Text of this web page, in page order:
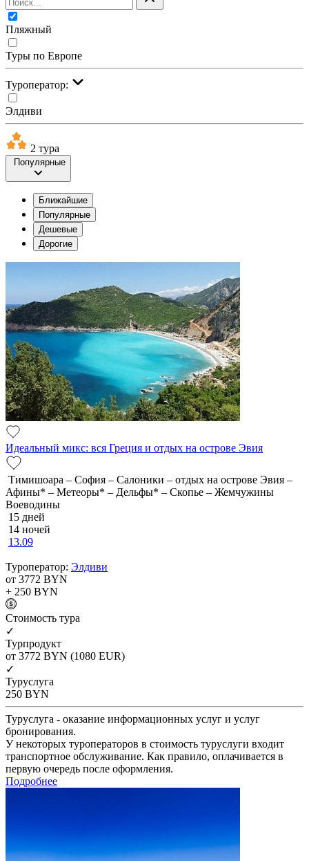
Пляжный
Туры по Европе
Туроператор:
Элдиви
2 тура
Популярные
Ближайшие
Популярные
Дешевые
Дорогие
Идеальный микс: вся Греция и отдых на острове Эвия
Тимишоара – София – Салоники – отдых на острове Эвия –
Афины* – Метеоры* – Дельфы* – Скопье – Жемчужины
Воеводины
15 дней
14 ночей
13.09
Туроператор: Элдиви
от 3772 BYN
+ 250 BYN
Cтоимость тура
✓
Турпродукт
от 3772 BYN (1080 EUR)
✓
Туруслуга
250 BYN
Туруслуга - оказание информационных услуг и услуг
бронирования.
У некоторых туроператоров в стоимость туруслуги входит
транспортное обслуживание. Как правило, оплачивается в
первую очередь после оформления.
Подробнее